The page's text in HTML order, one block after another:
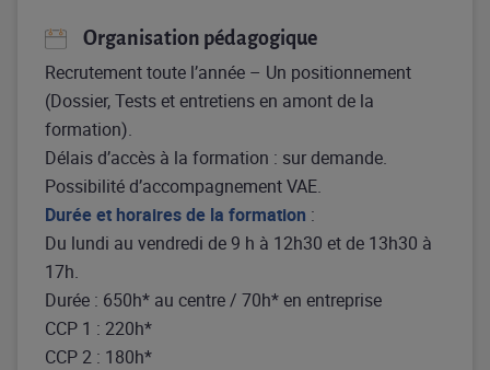
Organisation pédagogique
Recrutement toute l’année – Un positionnement
(Dossier, Tests et entretiens en amont de la
formation).
Délais d’accès à la formation : sur demande.
Possibilité d’accompagnement VAE.
Durée et horaires de la formation :
Du lundi au vendredi de 9 h à 12h30 et de 13h30 à
17h.
Durée : 650h* au centre / 70h* en entreprise
CCP 1 : 220h*
CCP 2 : 180h*